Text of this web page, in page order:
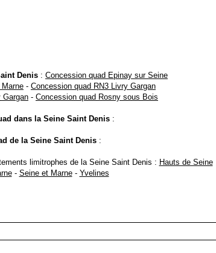
Denis : Concession quad Epinay sur Seine
- Concession quad RN3 Livry Gargan
Gargan - Concession quad Rosny sous Bois
dans la Seine Saint Denis :
de la Seine Saint Denis :
limitrophes de la Seine Saint Denis : Hauts de Seine
- Seine et Marne- Yvelines